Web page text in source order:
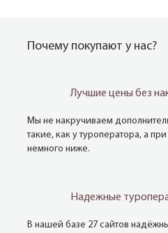
Почему покупают у нас?
Лучшие цены без
Мы не накручиваем
такие, как у туроператора, а
немного ниже.
Надежные
В нашей базе 27 сайтов